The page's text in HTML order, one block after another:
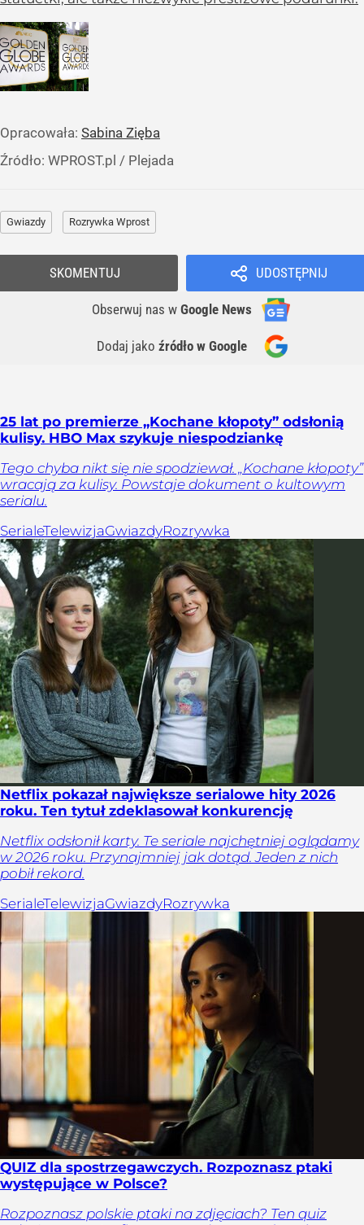
Opracowała: Sabina Zięba
Źródło: WPROST.pl / Plejada
Gwiazdy Rozrywka Wprost
UDOSTĘPNIJ
Obserwuj nas w Google News
Dodaj jako źródło w Google
SKOMENTUJ
25 lat po premierze „Kochane kłopoty” odsłonią
kulisy. HBO Max szykuje niespodziankę
Tego chyba nikt się nie spodziewał. „Kochane kłopoty”
wracają za kulisy. Powstaje dokument o kultowym
serialu.
SerialeTelewizjaGwiazdyRozrywka
Netflix pokazał największe serialowe hity 2026
roku. Ten tytuł zdeklasował konkurencję
Netflix odsłonił karty. Te seriale najchętniej oglądamy
w 2026 roku. Przynajmniej jak dotąd. Jeden z nich
pobił rekord.
SerialeTelewizjaGwiazdyRozrywka
QUIZ dla spostrzegawczych. Rozpoznasz ptaki
występujące w Polsce?
Rozpoznasz polskie ptaki na zdjęciach? Ten quiz